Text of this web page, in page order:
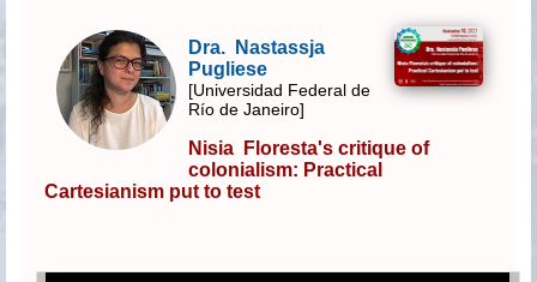
Dra. Nastassja
Pugliese
[Universidad Federal de
Río de Janeiro]
Nisia Floresta's critique of
colonialism: Practical
Cartesianism put to test